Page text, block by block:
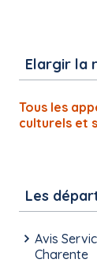
Elargir la
Tous les
culturels et
Les
Avis
Charente